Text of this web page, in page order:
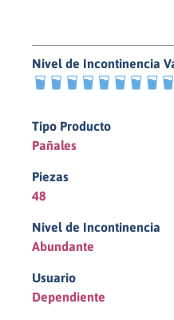
Nivel de Incontinencia
10/10
Tipo Producto
Pañales
Piezas
48
Nivel de Incontinencia
Abundante
Usuario
Dependiente